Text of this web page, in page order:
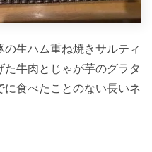
の生ハム重ね焼きサルティ
牛肉とじゃが芋のグラタ
に食べたことのない長いネ